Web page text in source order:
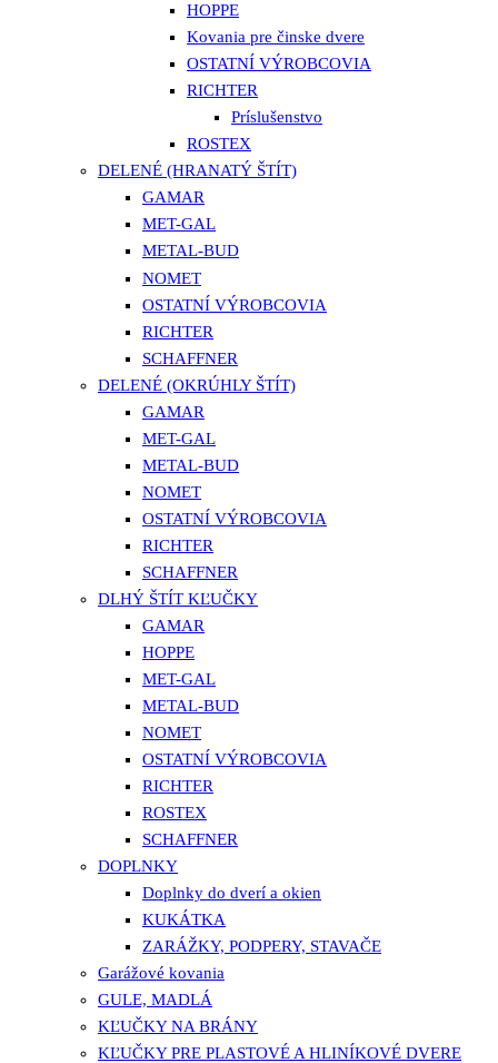
HOPPE
Kovania pre činske dvere
OSTATNÍ VÝROBCOVIA
RICHTER
Príslušenstvo
ROSTEX
DELENÉ (HRANATÝ ŠTÍT)
GAMAR
MET-GAL
METAL-BUD
NOMET
OSTATNÍ VÝROBCOVIA
RICHTER
SCHAFFNER
DELENÉ (OKRÚHLY ŠTÍT)
GAMAR
MET-GAL
METAL-BUD
NOMET
OSTATNÍ VÝROBCOVIA
RICHTER
SCHAFFNER
DLHÝ ŠTÍT KĽUČKY
GAMAR
HOPPE
MET-GAL
METAL-BUD
NOMET
OSTATNÍ VÝROBCOVIA
RICHTER
ROSTEX
SCHAFFNER
DOPLNKY
Doplnky do dverí a okien
KUKÁTKA
ZARÁŽKY, PODPERY, STAVAČE
Garážové kovania
GULE, MADLÁ
KĽUČKY NA BRÁNY
KĽUČKY PRE PLASTOVÉ A HLINÍKOVÉ DVERE